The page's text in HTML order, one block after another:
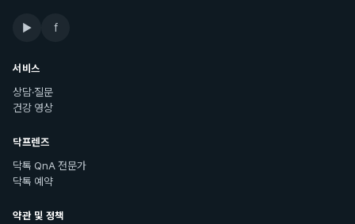
▶ f
서비스
상담·질문
건강 영상
닥프렌즈
닥톡 QnA 전문가
닥톡 예약
약관 및 정책